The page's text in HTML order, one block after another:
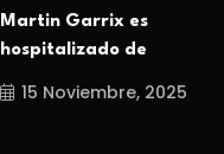
Martin Garrix es
hospitalizado de
15 Noviembre, 2025